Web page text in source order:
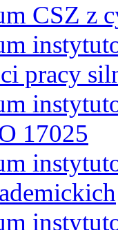
CSZ z
pracy
17025